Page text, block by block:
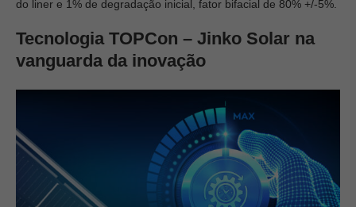
do liner e 1% de degradação inicial, fator bifacial de 80% +/-5%.
Tecnologia TOPCon – Jinko Solar na
vanguarda da inovação